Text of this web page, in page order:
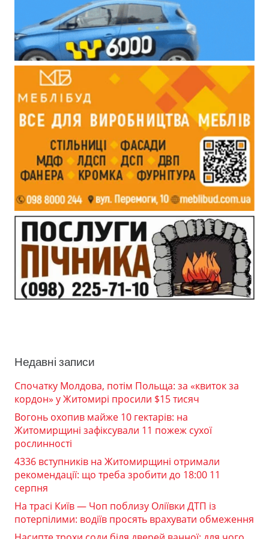
Недавні записи
Спочатку Молдова, потім Польща: за «квиток за
кордон» у Житомирі просили $15 тисяч
Вогонь охопив майже 10 гектарів: на
Житомирщині зафіксували 11 пожеж сухої
рослинності
4336 вступників на Житомирщині отримали
рекомендації: що треба зробити до 18:00 11
серпня
На трасі Київ — Чоп поблизу Оліївки ДТП із
потерпілими: водіїв просять врахувати обмеження